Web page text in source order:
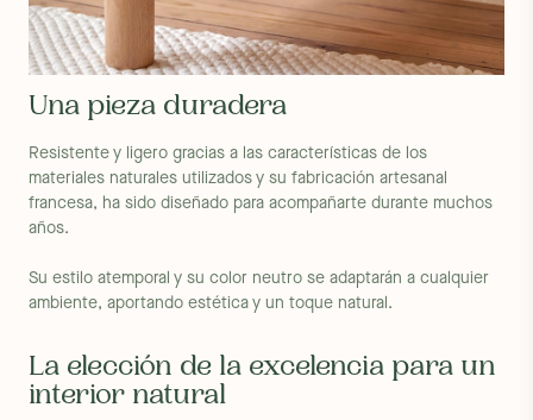
Una pieza duradera
Resistente y ligero gracias a las características de los
materiales naturales utilizados y su fabricación artesanal
francesa, ha sido diseñado para acompañarte durante muchos
años.
Su estilo atemporal y su color neutro se adaptarán a cualquier
ambiente, aportando estética y un toque natural.
La elección de la excelencia para un
interior natural